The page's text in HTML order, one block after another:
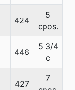
424
5
cpos.
446
5 3/4
c
427
7